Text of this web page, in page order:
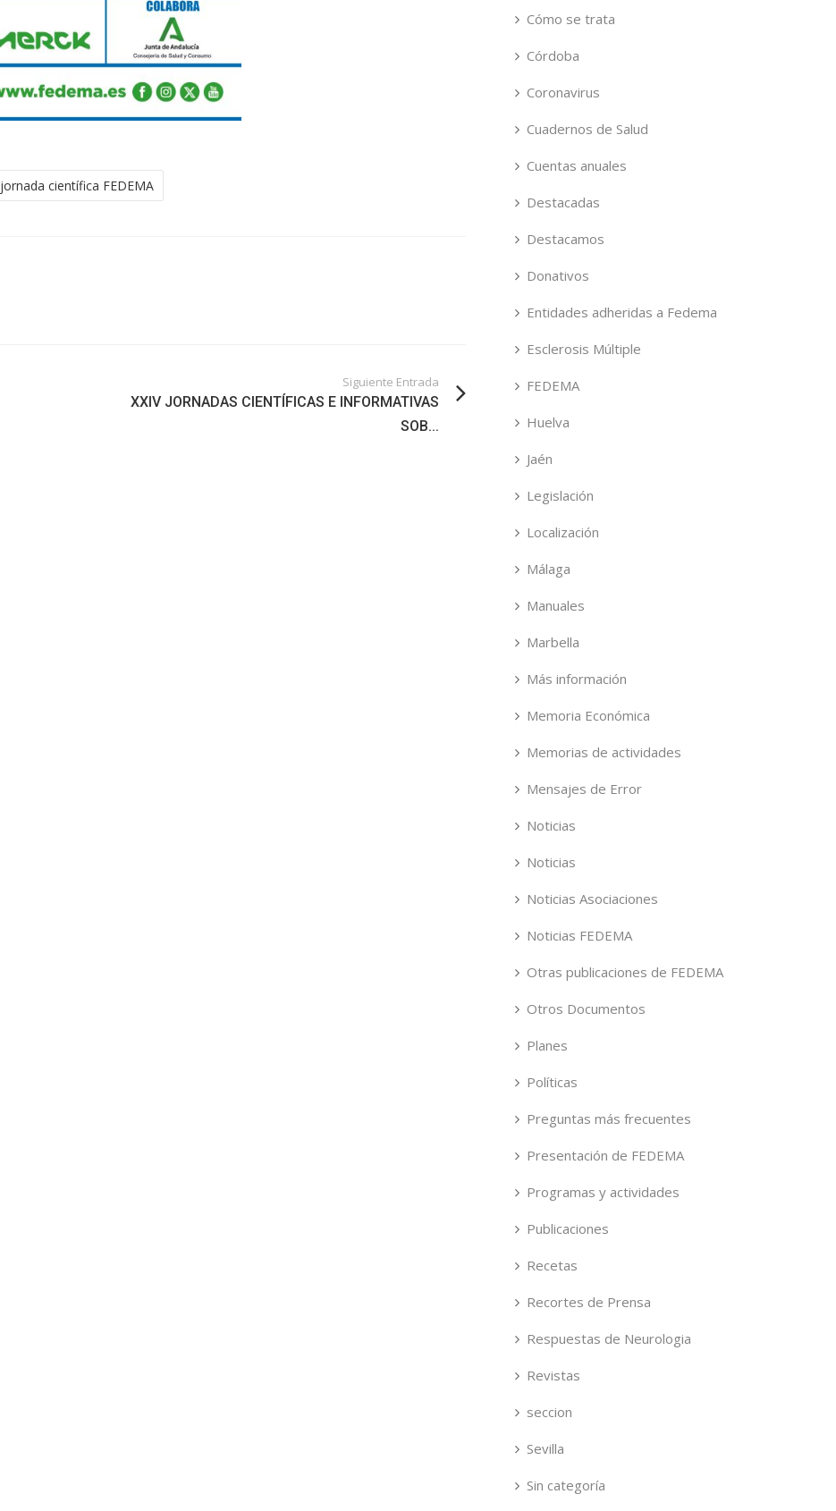
jornada científica FEDEMA
Siguiente Entrada
XXIV JORNADAS CIENTÍFICAS E INFORMATIVAS
SOB...
Cómo se trata
Córdoba
Coronavirus
Cuadernos de Salud
Cuentas anuales
Destacadas
Destacamos
Donativos
Entidades adheridas a Fedema
Esclerosis Múltiple
FEDEMA
Huelva
Jaén
Legislación
Localización
Málaga
Manuales
Marbella
Más información
Memoria Económica
Memorias de actividades
Mensajes de Error
Noticias
Noticias
Noticias Asociaciones
Noticias FEDEMA
Otras publicaciones de FEDEMA
Otros Documentos
Planes
Políticas
Preguntas más frecuentes
Presentación de FEDEMA
Programas y actividades
Publicaciones
Recetas
Recortes de Prensa
Respuestas de Neurologia
Revistas
seccion
Sevilla
Sin categoría